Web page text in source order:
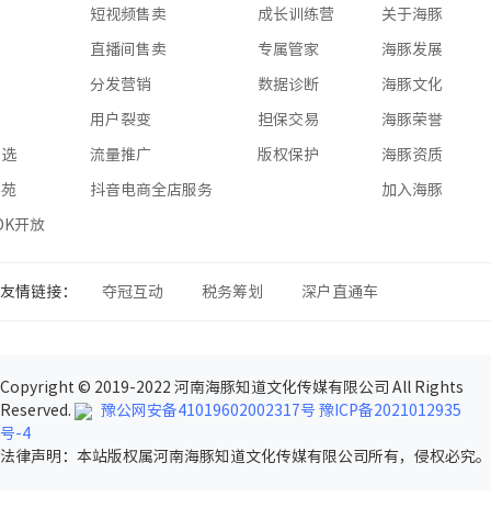
开放
短视频售卖
直播间售卖
分发营销
用户裂变
流量推广
抖音电商全店服务
成长训练营
专属管家
数据诊断
担保交易
版权保护
关于海豚
海豚发展
海豚文化
海豚荣誉
海豚资质
加入海豚
友情链接： 夺冠互动 税务筹划 深户直通车
Copyright © 2019-2022 河南海豚知道文化传媒有限公司 All Rights
Reserved.
豫公网安备41019602002317号 豫ICP备2021012935
号-4
法律声明 ：本站版权属河南海豚知道文化传媒有限公司所有，侵权必究。